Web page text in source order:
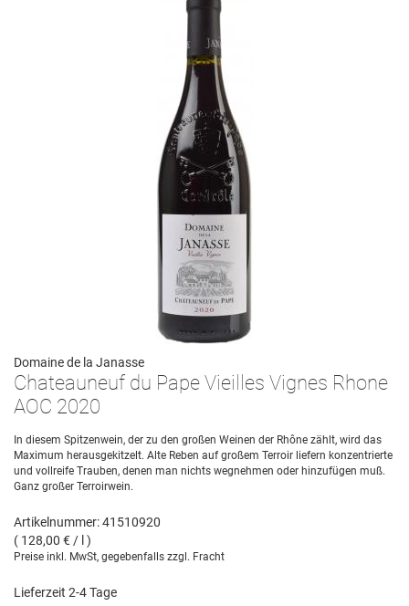
Domaine de la Janasse
Chateauneuf du Pape Vieilles Vignes Rhone
AOC 2020
In diesem Spitzenwein, der zu den großen Weinen der Rhône zählt, wird das
Maximum herausgekitzelt. Alte Reben auf großem Terroir liefern konzentrierte
und vollreife Trauben, denen man nichts wegnehmen oder hinzufügen muß.
Ganz großer Terroirwein.
Artikelnummer: 41510920
( 128,00 € / l )
Preise inkl. MwSt, gegebenfalls zzgl. Fracht
Lieferzeit 2-4 Tage